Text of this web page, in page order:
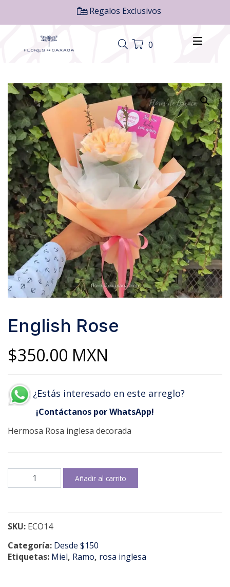
Regalos Exclusivos
0
English Rose
$350.00 MXN
¿Estás interesado en este arreglo?
¡Contáctanos por WhatsApp!
Hermosa Rosa inglesa decorada
English
Rose
Añadir al carrito
SKU: ECO14
Categoría: Desde $150
Etiquetas: Miel, Ramo, rosa inglesa